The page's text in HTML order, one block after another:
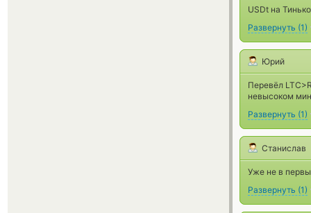
USDt на
Развернуть (1)
Юрий
Перевёл
невысоком
Развернуть (1)
Станислав
Уже не в
Развернуть (1)